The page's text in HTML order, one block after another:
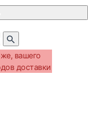
вашего
доставки